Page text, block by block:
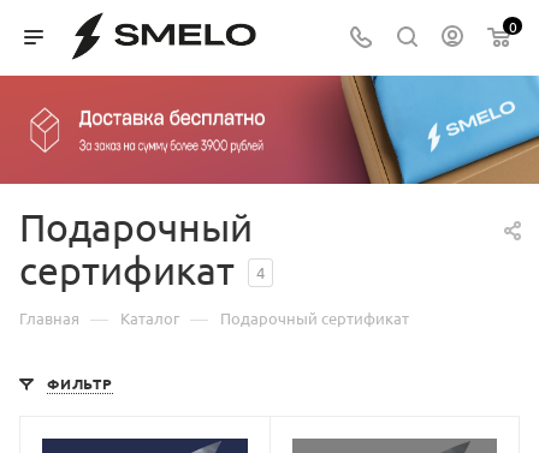
0
Подарочный
сертификат
4
Главная — Каталог — Подарочный сертификат
ФИЛЬТР